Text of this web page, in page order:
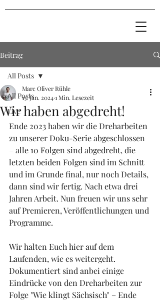
Beitrag
All Posts
Live
All Posts
Wir haben abgedreht!
Marc Oliver Rühle
13. Jan. 20241 Min. Lesezeit
Ende 2023 haben wir die Dreharbeiten
zu unserer Doku-Serie abgeschlossen
– alle 10 Folgen sind abgedreht, die
letzten beiden Folgen sind im Schnitt
und im Grunde final, nur noch Details,
dann sind wir fertig. Nach etwa drei
Jahren Arbeit. Nun freuen wir uns sehr
auf Premieren, Veröffentlichungen und
Programme.
Wir halten Euch hier auf dem
Laufenden, wie es weitergeht.
Dokumentiert sind anbei einige
Eindrücke von den Dreharbeiten zur
Folge "Wie klingt Sächsisch" – Ende